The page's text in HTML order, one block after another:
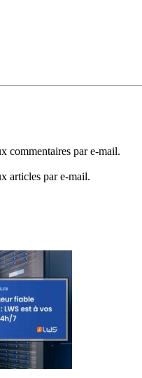
commentaires par e-mail.
articles par e-mail.